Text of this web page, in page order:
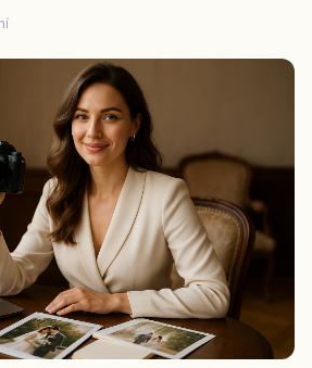
Pokud hledáte dokonalé pozadí